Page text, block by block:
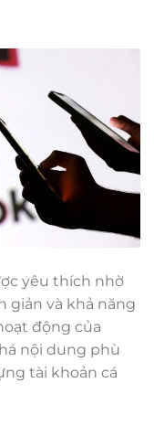
yêu thích nhờ
giản và khả năng
động của
nội dung phù
tài khoản cá